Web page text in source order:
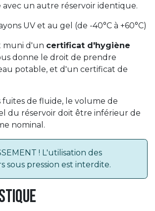
un autre réservoir identique.
UV et au gel (de -40°C à +60°C)
muni d'un certificat d'hygiène
donne le droit de prendre
potable, et d'un certificat de
fuites de fluide, le volume de
du réservoir doit être inférieur de
nominal.
! L'utilisation des
sous pression est interdite.